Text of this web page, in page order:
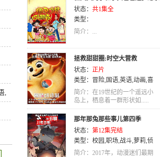
,
园奇遇记
状态： 共1集全
类型：
简介：...
拯救甜甜圈:时空大营救
状态： 正片
类型： 冒险, 国语,英语,动画,喜
剧
简介：在19世纪的一个遥远小
岛上，栖息着一群形状如.....
那年那兔那些事儿第四季
状态： 第12集完结
类型： 校园,职场,战斗,萝莉,侦
探,励志,恐怖,TV版,热血,动作,
简介：2017年，动漫迷们最期